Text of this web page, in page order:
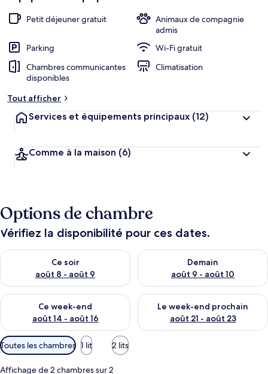
Petit déjeuner gratuit
Animaux de compagnie
admis
Parking
Wi-Fi gratuit
Chambres communicantes
disponibles
Climatisation
Tout afficher
Services et équipements principaux (12)
Comme à la maison (6)
Options de chambre
Vérifiez la disponibilité pour ces dates.
Ce soir
août 8 - août 9
Vérifier la disponibilité pour ce soir août 8 - août 9
Demain
août 9 - août 10
Vérifier la disponibilité pour
Ce week-end
août 14 - août 16
Vérifier la disponibilité pour ce week-end août 14 - août 16
Le week-end prochain
août 21 - août 23
Vérifier la disponibilité pour
Filtres
disponibles
pour
Toutes les chambres 1 lit 2 lits
Affichage de 2 chambres sur 2